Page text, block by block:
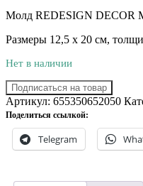
Молд REDESIGN DECOR
Размеры 12,5 х 20 см,
Нет в наличии
Подписаться на товар
Артикул: 655350652050
Поделиться ссылкой:
Telegram